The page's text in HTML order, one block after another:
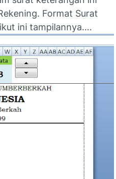
Format Surat
ini tampilannya....